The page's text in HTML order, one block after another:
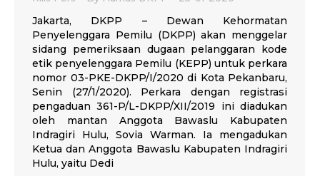
Jakarta, DKPP – Dewan Kehormatan
Penyelenggara Pemilu (DKPP) akan menggelar
sidang pemeriksaan dugaan pelanggaran kode
etik penyelenggara Pemilu (KEPP) untuk perkara
nomor 03-PKE-DKPP/I/2020 di Kota Pekanbaru,
Senin (27/1/2020). Perkara dengan registrasi
pengaduan 361-P/L-DKPP/XII/2019 ini diadukan
oleh mantan Anggota Bawaslu Kabupaten
Indragiri Hulu, Sovia Warman. Ia mengadukan
Ketua dan Anggota Bawaslu Kabupaten Indragiri
Hulu, yaitu Dedi